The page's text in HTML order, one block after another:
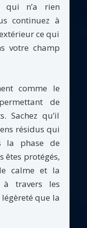
qui n’a rien
continuez à
ce qui
votre champ
comme le
de
Sachez qu’il
résidus qui
la phase de
êtes protégés,
calme et la
à travers les
que la